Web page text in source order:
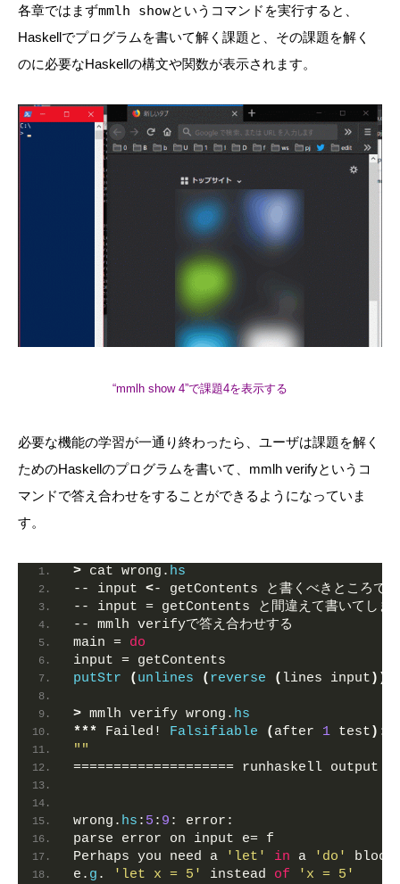
各章ではまずmmlh showというコマンドを実行すると、
Haskellでプログラムを書いて解く課題と、その課題を解く
のに必要なHaskellの構文や関数が表示されます。
“mmlh show 4”で課題4を表示する
必要な機能の学習が一通り終わったら、ユーザは課題を解く
ためのHaskellのプログラムを書いて、mmlh verifyというコ
マンドで答え合わせをすることができるようになっていま
す。
> cat wrong. hs
-- input <- getContents と書くべきところで
-- input = getContents と間違えて書いてしま
-- mmlh verifyで答え合わせする
main = do
input = getContents
putStr
( unlines ( reverse ( lines input )))
> mmlh verify wrong. hs
*** Failed! Falsifiable ( after 1 test ) :
""
==================== runhaskell output
wrong. hs : 5 : 9 : error:
parse error on input e= f
Perhaps you need a
'let' in a 'do'
e. g . 'let x = 5' instead of
'x = 5'